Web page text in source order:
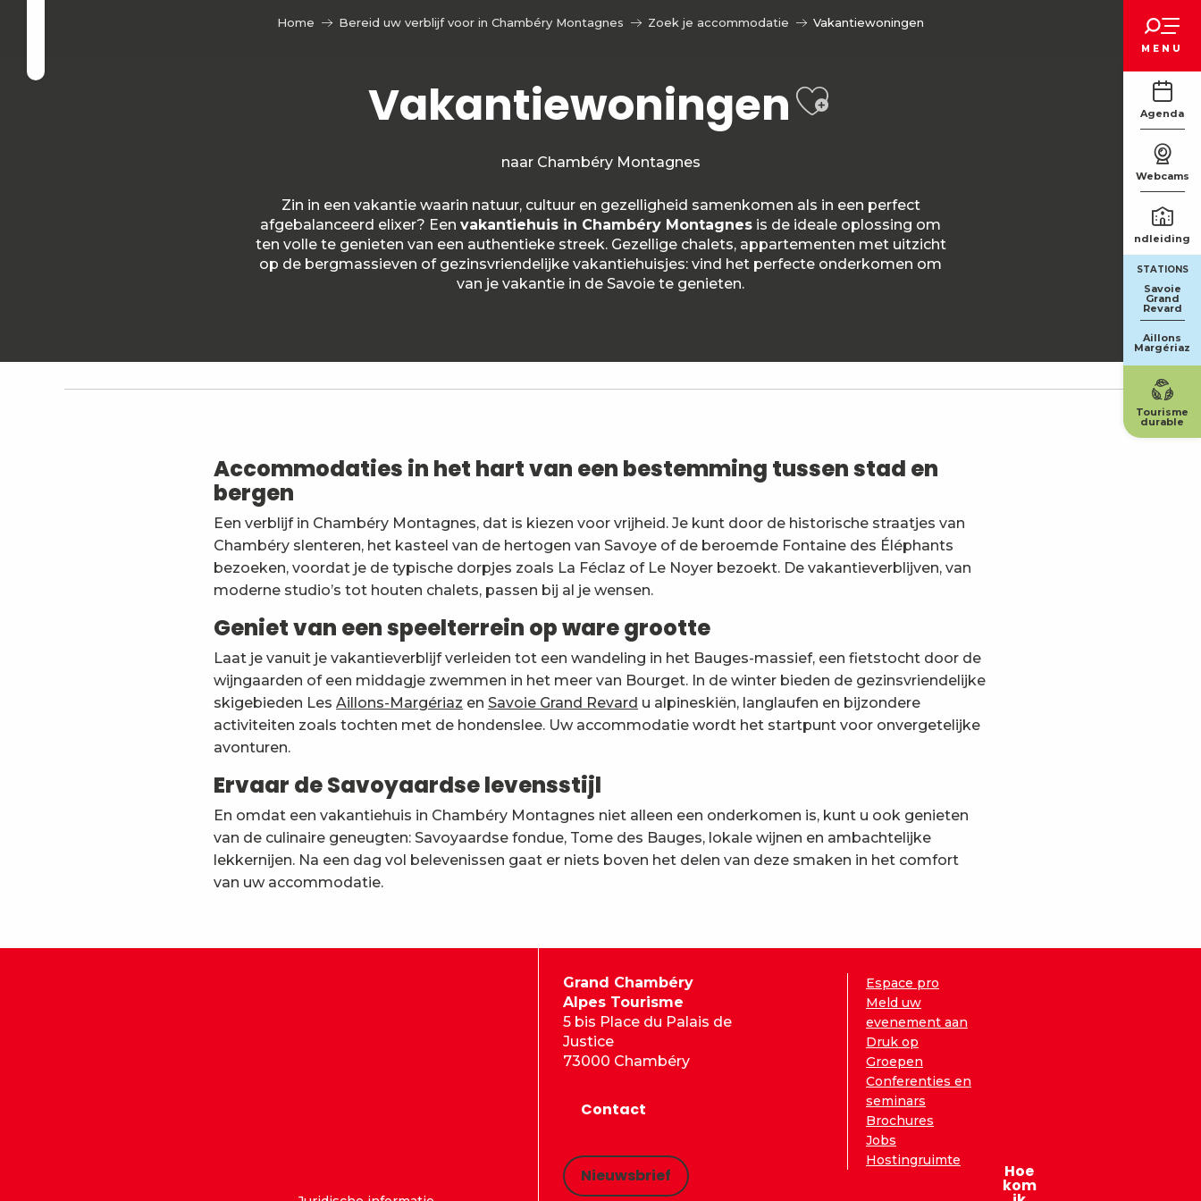
principal
MENU
Agenda
Webcams
STATIONS
Savoie
Grand
Revard
Aillons
Margériaz
Tourisme
durable
Home Bereid uw verblijf voor in Chambéry Montagnes Zoek je accommodatie Vakantiewoningen
VakantiewoningenAjouter aux
naar Chambéry Montagnes
Zin in een vakantie waarin natuur, cultuur en gezelligheid samenkomen als in een perfect
afgebalanceerd elixer? Een vakantiehuis in Chambéry Montagnes is de ideale oplossing om
ten volle te genieten van een authentieke streek. Gezellige chalets, appartementen met uitzicht
op de bergmassieven of gezinsvriendelijke vakantiehuisjes: vind het perfecte onderkomen om
van je vakantie in de Savoie te genieten.
Le Seitoz - M. et Mme Valentin
Le Colombier N°36 - M. et Mme Courteboeuf
Studio Les Thermes - Challes les Eaux Centrum - VinceCityGites
Les Cerfs N°11 - Mme Bouvier
Accommodaties in het hart van een bestemming tussen stad en
bergen
Een verblijf in Chambéry Montagnes, dat is kiezen voor vrijheid. Je kunt door de historische straatjes van
Chambéry slenteren, het kasteel van de hertogen van Savoye of de beroemde Fontaine des Éléphants
bezoeken, voordat je de typische dorpjes zoals La Féclaz of Le Noyer bezoekt. De vakantieverblijven, van
moderne studio’s tot houten chalets, passen bij al je wensen.
Geniet van een speelterrein op ware grootte
Laat je vanuit je vakantieverblijf verleiden tot een wandeling in het Bauges-massief, een fietstocht door de
wijngaarden of een middagje zwemmen in het meer van Bourget. In de winter bieden de gezinsvriendelijke
skigebieden Les Aillons-Margériaz en Savoie Grand Revard u alpineskiën, langlaufen en bijzondere
activiteiten zoals tochten met de hondenslee. Uw accommodatie wordt het startpunt voor onvergetelijke
avonturen.
Ervaar de Savoyaardse levensstijl
En omdat een vakantiehuis in Chambéry Montagnes niet alleen een onderkomen is, kunt u ook genieten
van de culinaire geneugten: Savoyaardse fondue, Tome des Bauges, lokale wijnen en ambachtelijke
lekkernijen. Na een dag vol belevenissen gaat er niets boven het delen van deze smaken in het comfort
van uw accommodatie.
Grand Chambéry
Alpes Tourisme
5 bis Place du Palais de
Justice
73000 Chambéry
Contact
Nieuwsbrief
Espace pro
Meld uw
evenement aan
Druk op
Groepen
Conferenties en
seminars
Brochures
Jobs
Hostingruimte
Hoe
kom